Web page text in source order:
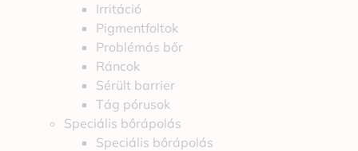
Irritáció
Pigmentfoltok
Problémás bőr
Ráncok
Sérült barrier
Tág pórusok
Speciális bőrápolás
Speciális bőrápolás